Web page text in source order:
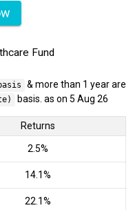
Fund
& more than 1 year are
basis. as on 5 Aug 26
Returns
2.5%
14.1%
22.1%